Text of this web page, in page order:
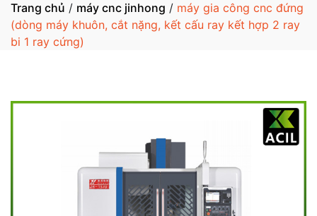
Trang chủ / máy cnc jinhong / máy gia công cnc đứng
(dòng máy khuôn, cắt nặng, kết cấu ray kết hợp 2 ray
bi 1 ray cứng)